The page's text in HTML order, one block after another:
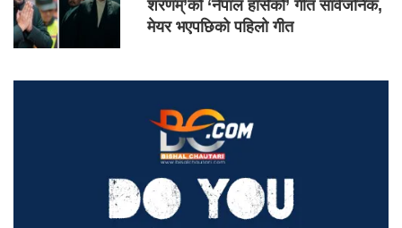
शरणम्’को ‘नेपाल हाँसेको’ गीत सार्वजनिक,
मेयर भएपछिको पहिलो गीत